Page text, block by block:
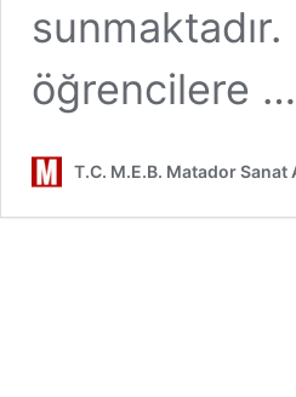
öğrencilere …
T.C. M.E.B. Matador